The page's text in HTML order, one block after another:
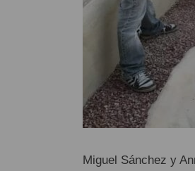
Miguel Sánchez y